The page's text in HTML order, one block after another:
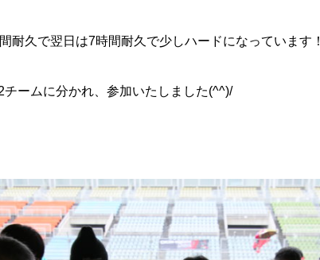
耐久で翌日は7時間耐久で少しハードになっています！
チームに分かれ、参加いたしました(^^)/